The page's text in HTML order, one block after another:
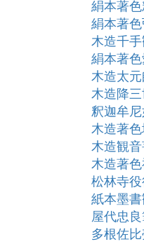
絹本著
絹本著
木造千
絹本著
木造太
木造降
釈迦牟
木造著
木造観
木造著
松林寺
紙本墨
屋代忠
多根佐